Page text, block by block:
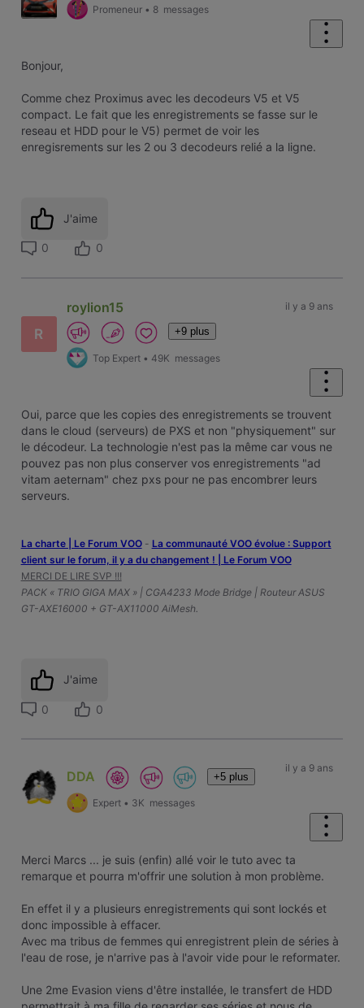
Promeneur • 8 messages
Bonjour,
Comme chez Proximus avec les decodeurs V5 et V5
compact. Le fait que les enregistrements se fasse sur le
reseau et HDD pour le V5) permet de voir les
enregisrements sur les 2 ou 3 decodeurs relié a la ligne.
J'aime
0 0
R
roylion15
+9 plus
Top Expert • 49K messages
il y a 9 ans
Oui, parce que les copies des enregistrements se trouvent
dans le cloud (serveurs) de PXS et non "physiquement" sur
le décodeur. La technologie n'est pas la même car vous ne
pouvez pas non plus conserver vos enregistrements "ad
vitam aeternam" chez pxs pour ne pas encombrer leurs
serveurs.
La charte | Le Forum VOO- ‎La communauté VOO évolue : Support
client sur le forum, il y a du changement ! | Le Forum VOO
MERCI DE LIRE SVP !!!
PACK « TRIO GIGA MAX » | CGA4233 Mode Bridge | Routeur ASUS
GT-AXE16000 + GT-AX11000 AiMesh.
J'aime
0 0
DDA +5 plus
Expert • 3K messages
il y a 9 ans
Merci Marcs ... je suis (enfin) allé voir le tuto avec ta
remarque et pourra m'offrir une solution à mon problème.
En effet il y a plusieurs enregistrements qui sont lockés et
donc impossible à effacer.
Avec ma tribus de femmes qui enregistrent plein de séries à
l'eau de rose, je n'arrive pas à l'avoir vide pour le reformater.
Une 2me Evasion viens d'être installée, le transfert de HDD